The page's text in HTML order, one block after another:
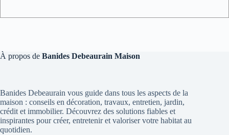
À propos de Banides Debeaurain Maison
Banides Debeaurain vous guide dans tous les aspects de la
maison : conseils en décoration, travaux, entretien, jardin,
crédit et immobilier. Découvrez des solutions fiables et
inspirantes pour créer, entretenir et valoriser votre habitat au
quotidien.